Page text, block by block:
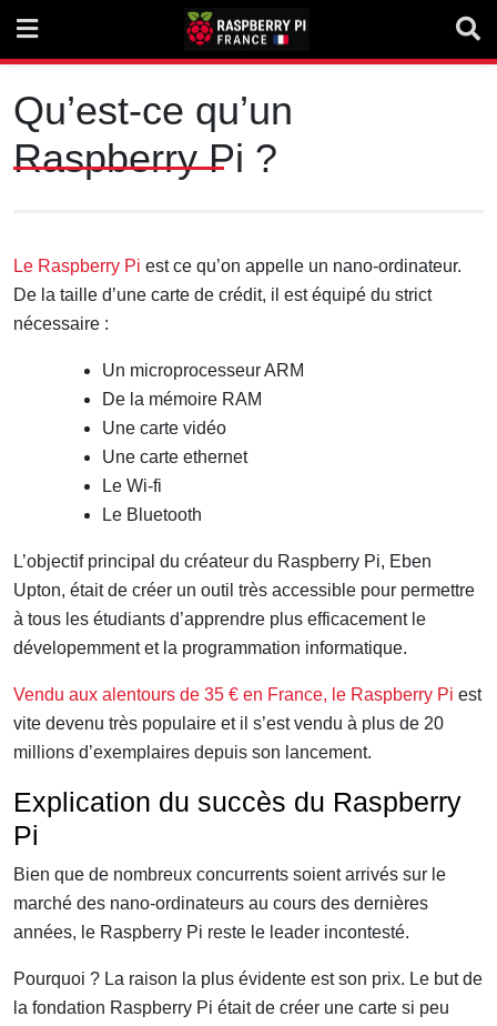
content
Qu’est-ce qu’un
Raspberry Pi ?
Le Raspberry Pi est ce qu’on appelle un nano-ordinateur.
De la taille d’une carte de crédit, il est équipé du strict
nécessaire :
Un microprocesseur ARM
De la mémoire RAM
Une carte vidéo
Une carte ethernet
Le Wi-fi
Le Bluetooth
L’objectif principal du créateur du Raspberry Pi, Eben
Upton, était de créer un outil très accessible pour permettre
à tous les étudiants d’apprendre plus efficacement le
dévelopemment et la programmation informatique.
Vendu aux alentours de 35 € en France, le Raspberry Pi est
vite devenu très populaire et il s’est vendu à plus de 20
millions d’exemplaires depuis son lancement.
Explication du succès du Raspberry
Pi
Bien que de nombreux concurrents soient arrivés sur le
marché des nano-ordinateurs au cours des dernières
années, le Raspberry Pi reste le leader incontesté.
Pourquoi ? La raison la plus évidente est son prix. Le but de
la fondation Raspberry Pi était de créer une carte si peu